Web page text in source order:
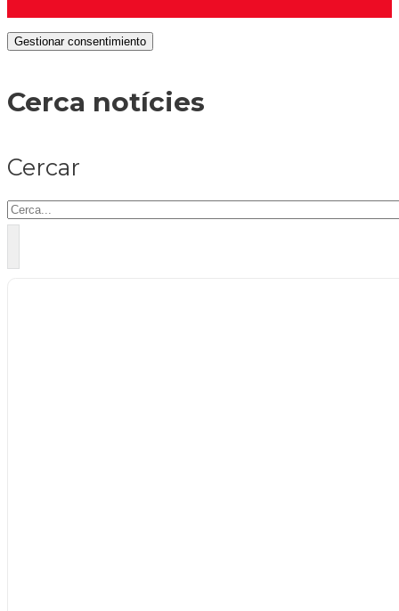
Gestionar consentimiento
Cerca notícies
Cercar